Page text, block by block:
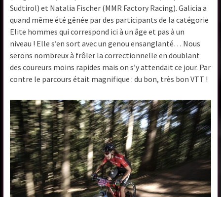
Sudtirol) et Natalia Fischer (MMR Factory Racing). Galicia a
quand même été gênée par des participants de la catégorie
Elite hommes qui correspond ici à un âge et pas à un
niveau ! Elle s’en sort avec un genou ensanglanté… Nous
serons nombreux à frôler la correctionnelle en doublant
des coureurs moins rapides mais on s’y attendait ce jour. Par
contre le parcours était magnifique : du bon, très bon VTT !